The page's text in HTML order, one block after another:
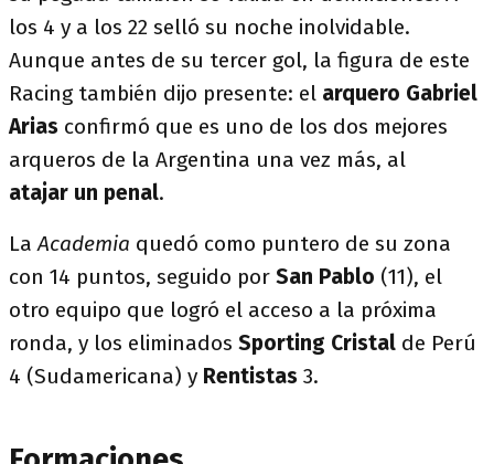
los 4 y a los 22 selló su noche inolvidable.
Aunque antes de su tercer gol, la figura de este
Racing también dijo presente: el arquero Gabriel
Arias confirmó que es uno de los dos mejores
arqueros de la Argentina una vez más, al
atajar un penal.
LaAcademia quedó como puntero de su zona
con 14 puntos, seguido por San Pablo (11), el
otro equipo que logró el acceso a la próxima
ronda, y los eliminados Sporting Cristal de Perú
4 (Sudamericana) y Rentistas 3.